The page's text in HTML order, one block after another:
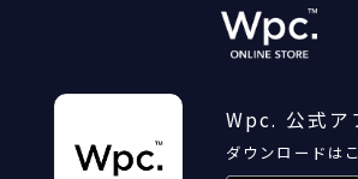
Wpc. 公式ア
ダウンロードは